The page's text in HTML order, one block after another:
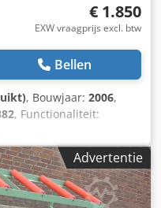
€ 1.850
EXW vraagprijs excl. btw
Bellen
, Bouwjaar: 2006,
, Functionaliteit:
50 Hz, totale
650 mm, totale hoogte:
, Aantal kamers:2, jaar
deze gebruiksklare
Advertentie